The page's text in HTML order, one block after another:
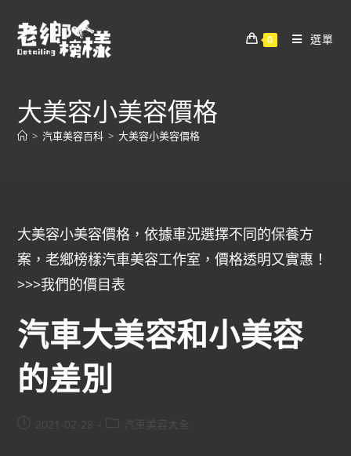
0 選單
大美容小美容價格
> 汽車美容百科 > 大美容小美容價格
大美容小美容價格，依據車況選擇不同的保養方
案，老鄉榜樣汽車美容工作室，價格透明又實惠！
>>>我們的價目表
汽車大美容和小美容
的差別
汽車美容大全